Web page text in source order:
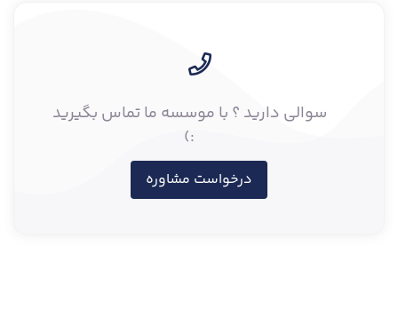
سوالی دارید ؟ با موسسه ما تماس بگیرید
:)
درخواست مشاوره